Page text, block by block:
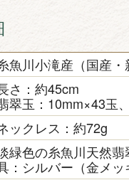
魚川小滝産（国産・
さ：約45cm
翠玉：10mm×43玉
ックレス：約72g
緑色の糸魚川天然
：シルバー（金メッ